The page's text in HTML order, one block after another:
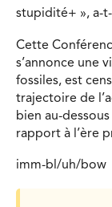
stupidité+ », a-
Cette
s’annonce une
fossiles, est
trajectoire de
bien au-
rapport à l’ère
imm-bl/uh/bow